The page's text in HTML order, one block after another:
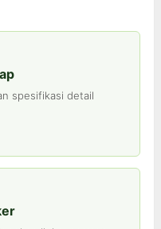
spesifikasi detail